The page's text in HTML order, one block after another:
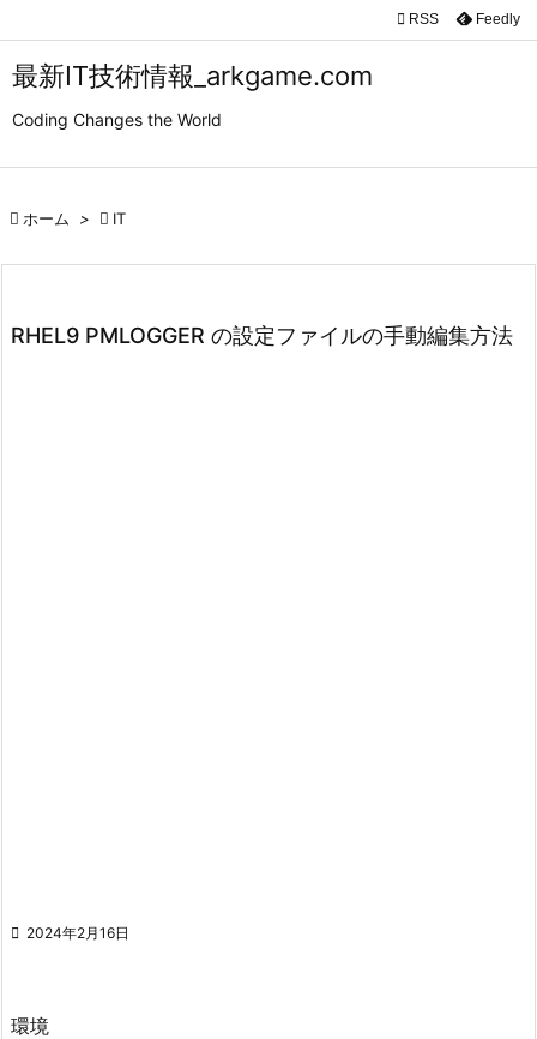
最新IT技術情報_arkgame.com
Coding Changes the World


検索
 RSS Feedly
 ホーム >  IT
RHEL9 PMLOGGER の設定ファイルの手動編集方法
 2024年2月16日
環境